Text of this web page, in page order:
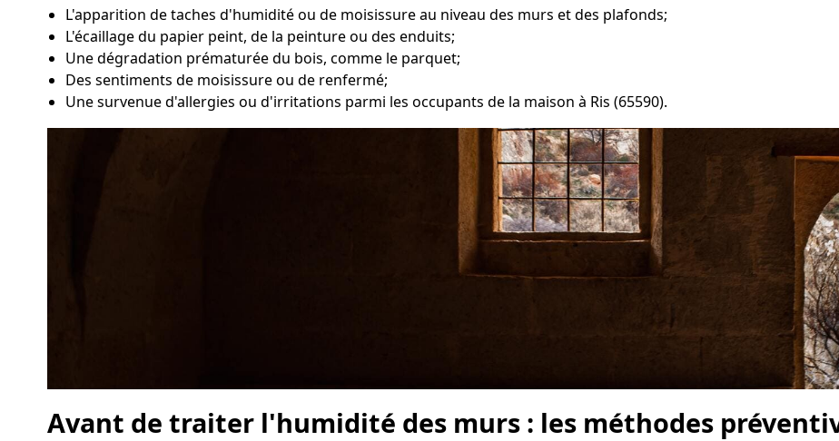
L'apparition de taches d'humidité ou de moisissure au niveau des murs et des plafonds;
L'écaillage du papier peint, de la peinture ou des enduits;
Une dégradation prématurée du bois, comme le parquet;
Des sentiments de moisissure ou de renfermé;
Une survenue d'allergies ou d'irritations parmi les occupants de la maison à Ris (65590).
Avant de traiter l'humidité des murs : les méthodes